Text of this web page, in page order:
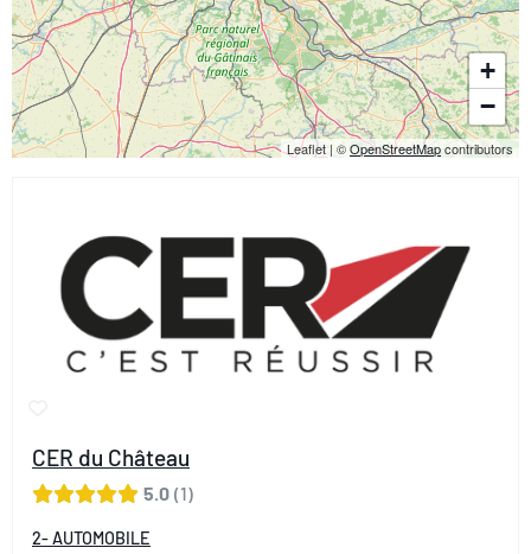
CER du Château
5.0 1
2- AUTOMOBILE
+
−
Leaflet | ©OpenStreetMapcontributors